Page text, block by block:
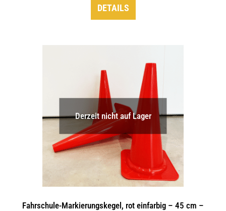
DETAILS
Derzeit nicht auf Lager
Fahrschule-Markierungskegel, rot einfarbig – 45 cm –